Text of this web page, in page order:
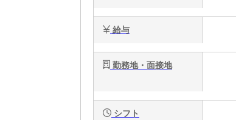
給与
勤務地・面接地
シフト